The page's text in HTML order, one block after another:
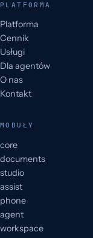
PLATFORMA
Platforma
Cennik
Usługi
Dla agentów
O nas
Kontakt
MODUŁY
core
documents
studio
assist
phone
agent
workspace